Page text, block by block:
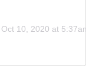
Oct 10, 2020 at